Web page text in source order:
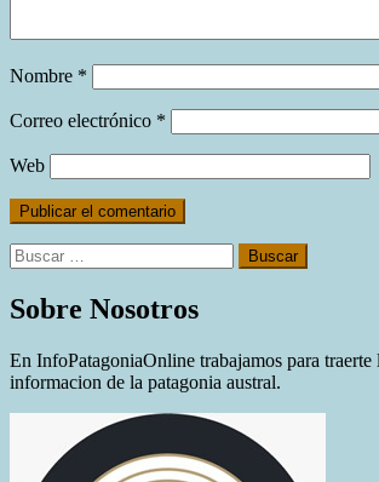
Nombre *
Correo electrónico *
Web
Buscar:
Sobre Nosotros
En InfoPatagoniaOnline trabajamos para traerte
informacion de la patagonia austral.